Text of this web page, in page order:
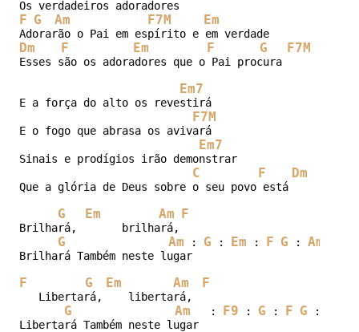
F G Am F7M Em
Adorarão o Pai em espírito e em verdade
Dm F Em F G F7M
Esses são os adoradores que o Pai procura
Em7
E a força do alto os revestirá
F7M
E o fogo que abrasa os avivará
Em7
Sinais e prodígios irão demonstrar
C F Dm
Que a glória de Deus sobre o seu povo está
G Em Am F
Brilhará,       brilhará,
G Am : G : Em : F G : Am
Brilhará Também neste lugar
F G Em Am F
   Libertará,    libertará,
G Am
   :
F9 : G : F G :
Libertará Também neste lugar